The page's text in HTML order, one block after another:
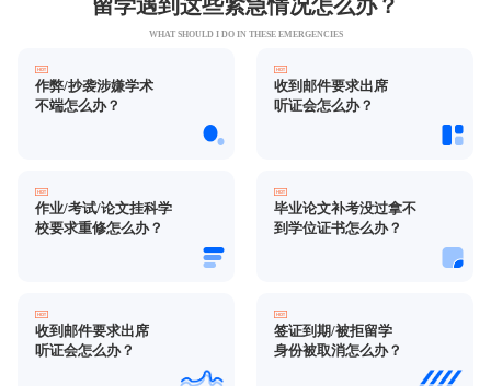
留学遇到这些紧急情况怎么办？
WHAT SHOULD I DO IN THESE EMERGENCIES
作弊/抄袭涉嫌学术
不端怎么办？
收到邮件要求出席
听证会怎么办？
作业/考试/论文挂科学
校要求重修怎么办？
毕业论文补考没过拿不
到学位证书怎么办？
收到邮件要求出席
听证会怎么办？
签证到期/被拒留学
身份被取消怎么办？